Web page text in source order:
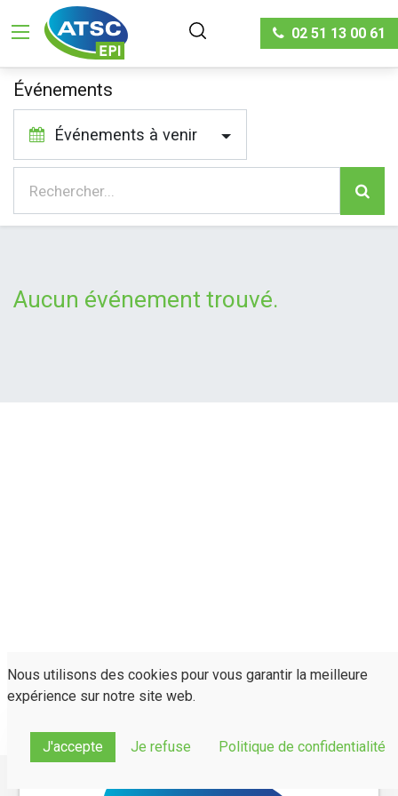
02 51 13 00 61
Événements
Événements à venir
Aucun événement trouvé.
Nous utilisons des cookies pour vous garantir la meilleure
expérience sur notre site web.
J'accepte Je refuse Politique de confidentialité